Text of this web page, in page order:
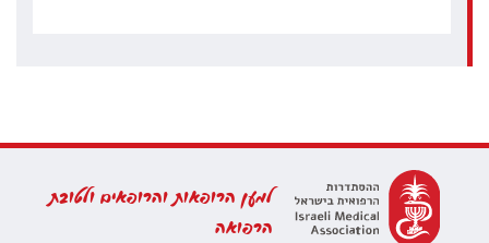
למען הרופאות והרופאים ולטובת
הרפואה